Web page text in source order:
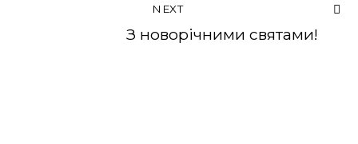
NEXT
З новорічними святами!